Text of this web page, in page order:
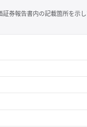
券報告書内の記載箇所を示